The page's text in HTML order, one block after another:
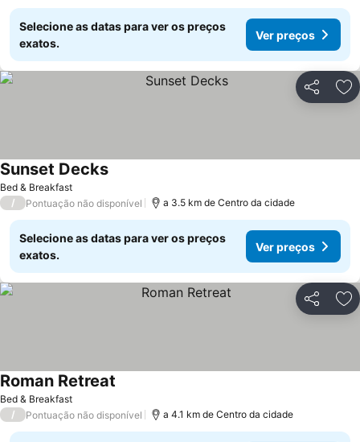
Selecione as datas para ver os preços
exatos.
Ver preços
Partilhar
Bed & Breakfast
Sunset Decks
/ Pontuação não disponível a 3.5 km de Centro da cidade
Selecione as datas para ver os preços
exatos.
Ver preços
Partilhar
Bed & Breakfast
Roman Retreat
/ Pontuação não disponível a 4.1 km de Centro da cidade